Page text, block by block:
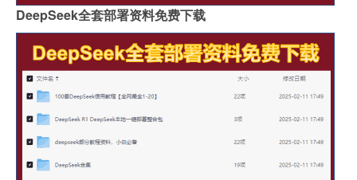
DeepSeek全套部署资料免费下载